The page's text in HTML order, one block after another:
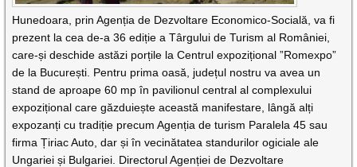
Hunedoara, prin Agenția de Dezvoltare Economico-Socială, va fi
prezent la cea de-a 36 ediție a Târgului de Turism al României,
care-și deschide astăzi porțile la Centrul expozițional ”Romexpo”
de la București. Pentru prima oasă, județul nostru va avea un
stand de aproape 60 mp în pavilionul central al complexului
expozițional care găzduiește această manifestare, lângă alți
expozanți cu tradiție precum Agenția de turism Paralela 45 sau
firma Țiriac Auto, dar și în vecinătatea standurilor ogiciale ale
Ungariei și Bulgariei. Directorul Agenției de Dezvoltare